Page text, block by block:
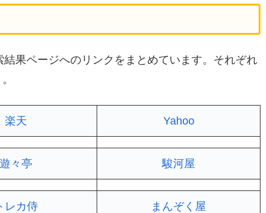
果ページへのリンクをまとめています。それぞれ
楽天 Yahoo
々亭 駿河屋
レカ侍 まんぞく屋